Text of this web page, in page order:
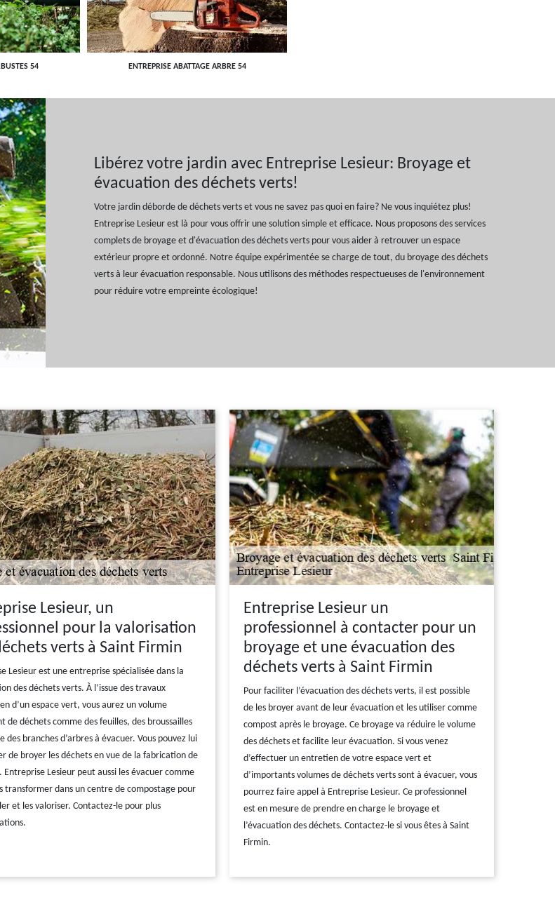
54 ENTREPRISE ABATTAGE ARBRE 54
Libérez votre jardin avec Entreprise Lesieur: Broyage et
évacuation des déchets verts!
Votre jardin déborde de déchets verts et vous ne savez pas quoi en faire? Ne vous inquiétez plus!
Entreprise Lesieur est là pour vous offrir une solution simple et efficace. Nous proposons des services
complets de broyage et d'évacuation des déchets verts pour vous aider à retrouver un espace
extérieur propre et ordonné. Notre équipe expérimentée se charge de tout, du broyage des déchets
verts à leur évacuation responsable. Nous utilisons des méthodes respectueuses de l'environnement
pour réduire votre empreinte écologique!
Lesieur, un
pour la valorisation
verts à Saint Firmin
Lesieur est une entreprise spécialisée dans la
des déchets verts. À l’issue des travaux
d’un espace vert, vous aurez un volume
de déchets comme des feuilles, des broussailles
des branches d’arbres à évacuer. Vous pouvez lui
de broyer les déchets en vue de la fabrication de
Entreprise Lesieur peut aussi les évacuer comme
transformer dans un centre de compostage pour
et les valoriser. Contactez-le pour plus
Entreprise Lesieur un
professionnel à contacter pour un
broyage et une évacuation des
déchets verts à Saint Firmin
Pour faciliter l’évacuation des déchets verts, il est possible
de les broyer avant de leur évacuation et les utiliser comme
compost après le broyage. Ce broyage va réduire le volume
des déchets et facilite leur évacuation. Si vous venez
d’effectuer un entretien de votre espace vert et
d’importants volumes de déchets verts sont à évacuer, vous
pourrez faire appel à Entreprise Lesieur. Ce professionnel
est en mesure de prendre en charge le broyage et
l’évacuation des déchets. Contactez-le si vous êtes à Saint
Firmin.